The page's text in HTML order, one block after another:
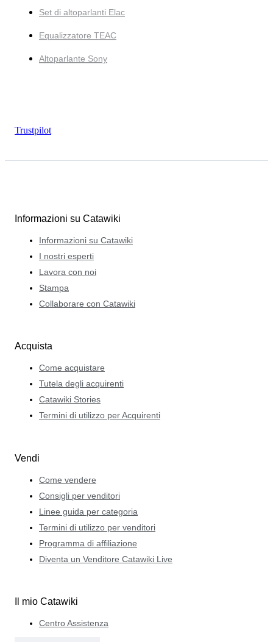
Set di altoparlanti Elac
Equalizzatore TEAC
Altoparlante Sony
Trustpilot
Informazioni su Catawiki
Informazioni su Catawiki
I nostri esperti
Lavora con noi
Stampa
Collaborare con Catawiki
Acquista
Come acquistare
Tutela degli acquirenti
Catawiki Stories
Termini di utilizzo per Acquirenti
Vendi
Come vendere
Consigli per venditori
Linee guida per categoria
Termini di utilizzo per venditori
Programma di affiliazione
Diventa un Venditore Catawiki Live
Il mio Catawiki
Centro Assistenza